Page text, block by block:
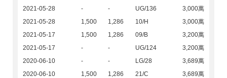
2021-05-28
- - UG/136
3,000萬
2021-05-28
1,500 1,286 10/H
3,000萬
2021-05-17
1,500 1,286 09/B
3,200萬
2021-05-17
- - UG/124
3,200萬
2020-06-10
- - LG/28
3,689萬
2020-06-10
1,500 1,286 21/C
3,689萬